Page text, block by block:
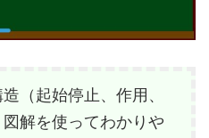
（起始停止、作用、
解を使ってわかりや